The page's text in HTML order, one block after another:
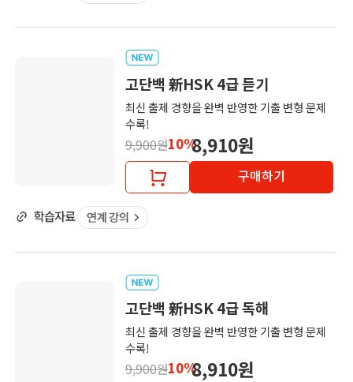
고단백 新HSK 4급 듣기
최신 출제 경향을 완벽 반영한 기출 변형 문제
수록!
9,900원10%8,910원
구매하기
고단백 新HSK 4급 독해
최신 출제 경향을 완벽 반영한 기출 변형 문제
수록!
9,900원10%8,910원